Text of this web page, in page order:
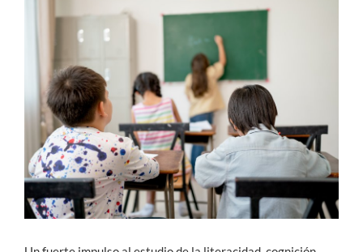
Estudiantes
Funcionarios
Alumni
English